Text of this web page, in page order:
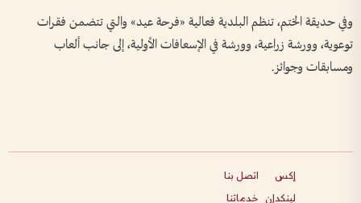
وفي حديقة الختم، تنظم البلدية فعالية «فرحة عيد» والتي تتضمن فقرات
توعوية، وورشة زراعية، وورشة في الإسعافات الأولية، إلى جانب ألعاب
ومسابقات وجوائز.
إكس
لينكدإن
اتصل بنا
خدماتنا